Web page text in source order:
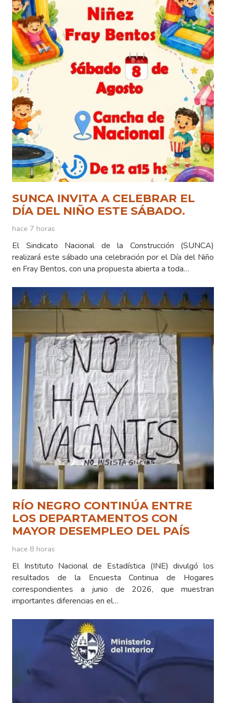
SUNCA INVITA A CELEBRAR EL
DÍA DEL NIÑO ESTE SÁBADO.
hace 7 horas
El Sindicato Nacional de la Construcción (SUNCA)
realizará este sábado una celebración por el Día del Niño
en Fray Bentos, con una propuesta abierta a toda…
RÍO NEGRO CONTINÚA ENTRE
LOS DEPARTAMENTOS CON
MAYOR DESEMPLEO DEL PAÍS
hace 8 horas
El Instituto Nacional de Estadística (INE) divulgó los
resultados de la Encuesta Continua de Hogares
correspondientes a junio de 2026, que muestran
importantes diferencias en el…